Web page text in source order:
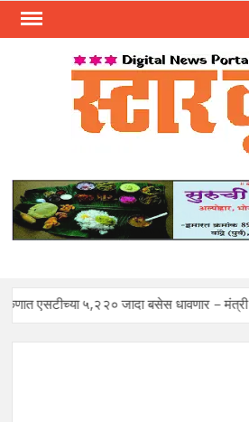
Skip
५,२२० जादा बसेस धावणार – मंत्री प्रताप